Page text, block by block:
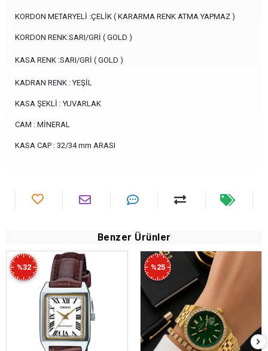
KORDON METARYELİ :ÇELİK ( KARARMA RENK ATMA YAPMAZ )
KORDON RENK:SARI/GRİ ( GOLD )
KASA RENK :SARI/GRİ ( GOLD )
KADRAN RENK : YEŞİL
KASA ŞEKLİ : YUVARLAK
CAM : MİNERAL
KASA CAP : 32/34 mm ARASI
Benzer Ürünler
%32 %25